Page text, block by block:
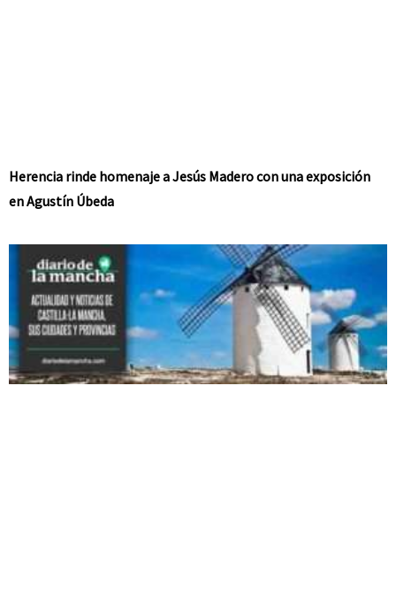
Herencia rinde homenaje a Jesús Madero con una exposición
en Agustín Úbeda